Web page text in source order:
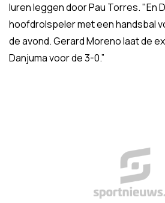
luren leggen door Pau Torres. "En
hoofdrolspeler met een handsbal
de avond. Gerard Moreno laat de
Danjuma voor de 3-0.”